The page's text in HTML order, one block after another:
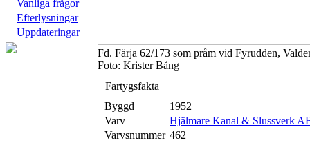
Vanliga frågor
Efterlysningar
Uppdateringar
Fd. Färja 62/173 som pråm vid Fyrudden,
Foto: Krister Bång
Fartygsfakta
Byggd
1952
Varv
Hjälmare Kanal & Slussverk
Varvsnummer 462